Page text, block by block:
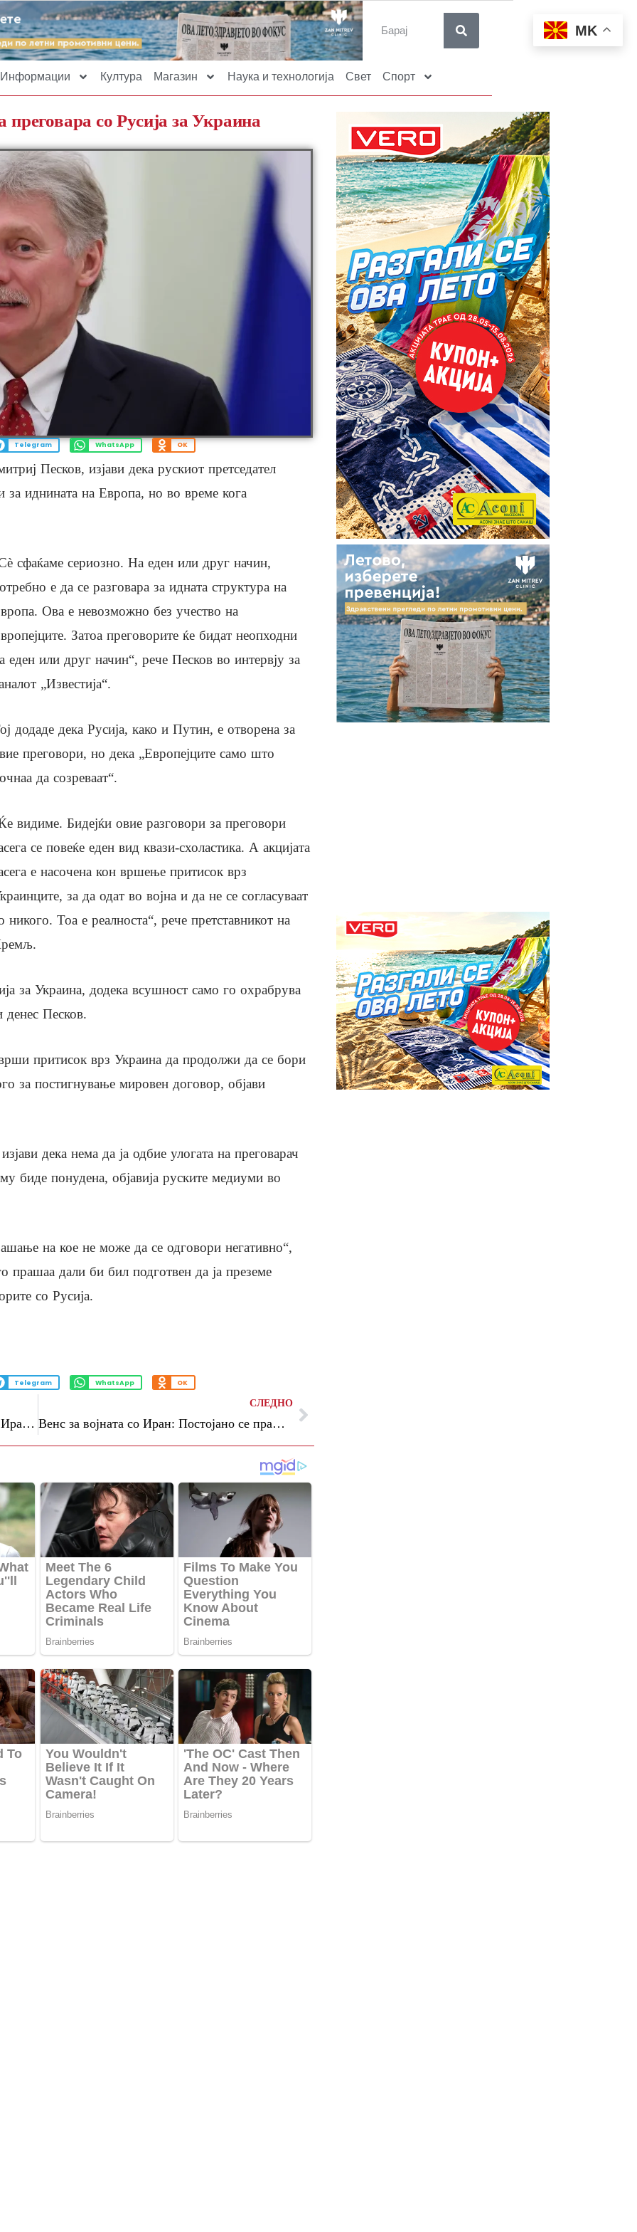
Информации Култура Магазин Наука и технологија Свет Спорт
со Русија за Украина
Telegram WhatsApp OK
Песков, изјави дека рускиот претседател
иднината на Европа, но во време кога
сфаќаме сериозно. На еден или друг начин,
е да се разговара за идната структура на
Ова е невозможно без учество на
Затоа преговорите ќе бидат неопходни
еден или друг начин“, рече Песков во интервју за
„Известија“.
додаде дека Русија, како и Путин, е отворена за
преговори, но дека „Европејците само што
да созреваат“.
видиме. Бидејќи овие разговори за преговори
се повеќе еден вид квази-схоластика. А акцијата
е насочена кон вршење притисок врз
за да одат во војна и да не се согласуваат
никого. Тоа е реалноста“, рече претставникот на
за Украина, додека всушност само го охрабрува
денес Песков.
притисок врз Украина да продолжи да се бори
за постигнување мировен договор, објави
дека нема да ја одбие улогата на преговарач
биде понудена, објавија руските медиуми во
на кое не може да се одговори негативно“,
прашаа дали би бил подготвен да ја преземе
со Русија.
Telegram WhatsApp OK
Белата куќа: Извештаите за договор со Иран се целосна измислица
СЛЕДНО
Венс за војната со Иран: Постојано се прашувам дали е морална и правилна
MK